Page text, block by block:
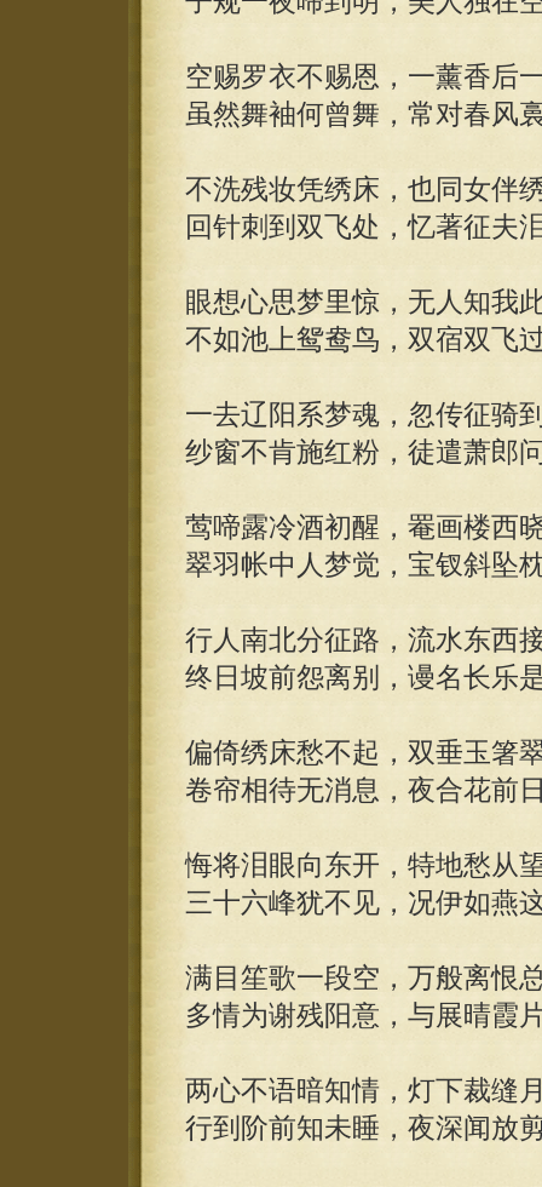
空赐罗衣不赐恩，一薰香后
虽然舞袖何曾舞，常对春风
不洗残妆凭绣床，也同女伴
回针刺到双飞处，忆著征夫
眼想心思梦里惊，无人知我
不如池上鸳鸯鸟，双宿双飞
一去辽阳系梦魂，忽传征骑
纱窗不肯施红粉，徒遣萧郎
莺啼露冷酒初醒，罨画楼西
翠羽帐中人梦觉，宝钗斜坠
行人南北分征路，流水东西
终日坡前怨离别，谩名长乐
偏倚绣床愁不起，双垂玉箸
卷帘相待无消息，夜合花前
悔将泪眼向东开，特地愁从
三十六峰犹不见，况伊如燕
满目笙歌一段空，万般离恨
多情为谢残阳意，与展晴霞
两心不语暗知情，灯下裁缝
行到阶前知未睡，夜深闻放